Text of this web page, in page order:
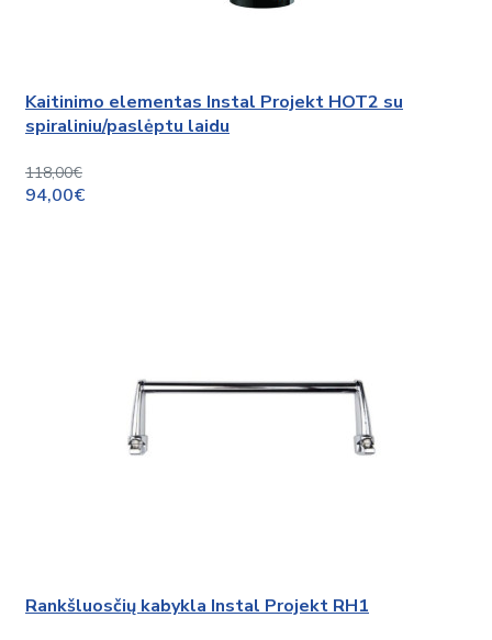
Kaitinimo elementas Instal Projekt HOT2 su
spiraliniu/paslėptu laidu
118,00€
94,00€
Rankšluosčių kabykla Instal Projekt RH1